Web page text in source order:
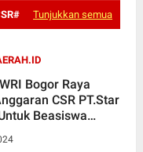
Tunjukkan semua
Bogor Raya
CSR PT.Star
Beasiswa